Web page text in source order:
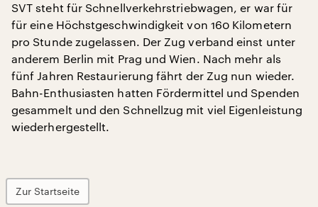
SVT steht für Schnellverkehrstriebwagen, er war für
für eine Höchstgeschwindigkeit von 160 Kilometern
pro Stunde zugelassen. Der Zug verband einst unter
anderem Berlin mit Prag und Wien. Nach mehr als
fünf Jahren Restaurierung fährt der Zug nun wieder.
Bahn-Enthusiasten hatten Fördermittel und Spenden
gesammelt und den Schnellzug mit viel Eigenleistung
wiederhergestellt.
Zur Startseite